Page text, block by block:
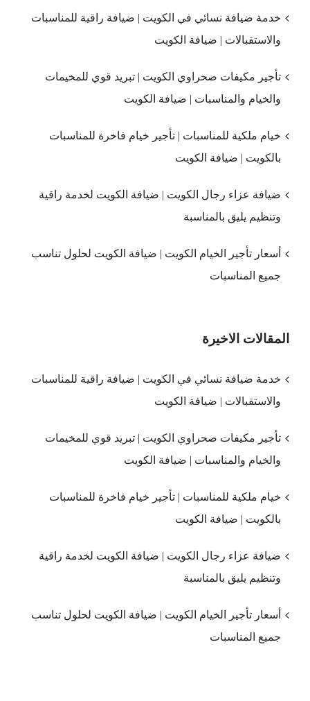
خدمة ضيافة نسائي في الكويت | ضيافة راقية للمناسبات
والاستقبالات | ضيافة الكويت
تأجير مكيفات صحراوي الكويت | تبريد قوي للمخيمات
والخيام والمناسبات | ضيافة الكويت
خيام ملكية للمناسبات | تأجير خيام فاخرة للمناسبات
بالكويت | ضيافة الكويت
ضيافة عزاء رجال الكويت | ضيافة الكويت لخدمة راقية
وتنظيم يليق بالمناسبة
أسعار تأجير الخيام الكويت | ضيافة الكويت لحلول تناسب
جميع المناسبات
المقالات الاخيرة
خدمة ضيافة نسائي في الكويت | ضيافة راقية للمناسبات
والاستقبالات | ضيافة الكويت
تأجير مكيفات صحراوي الكويت | تبريد قوي للمخيمات
والخيام والمناسبات | ضيافة الكويت
خيام ملكية للمناسبات | تأجير خيام فاخرة للمناسبات
بالكويت | ضيافة الكويت
ضيافة عزاء رجال الكويت | ضيافة الكويت لخدمة راقية
وتنظيم يليق بالمناسبة
أسعار تأجير الخيام الكويت | ضيافة الكويت لحلول تناسب
جميع المناسبات